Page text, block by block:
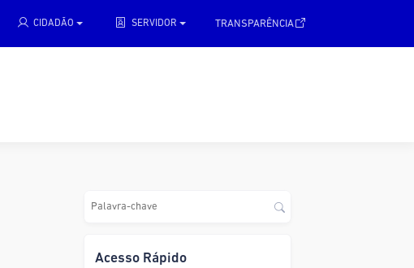
CIDADÃO SERVIDOR TRANSPARÊNCIA
Acesso Rápido